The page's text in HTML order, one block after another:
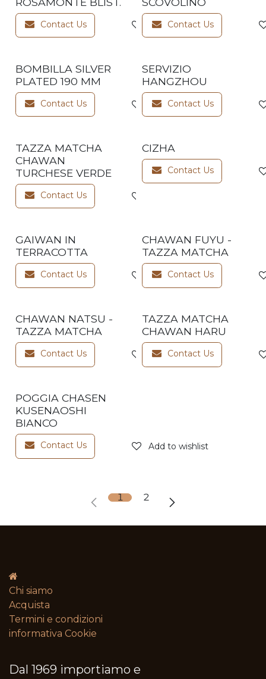
Contact Us Add to wishlist
Contact Us
BOMBILLA SILVER
PLATED 190 MM
Contact Us Add to wishlist
SERVIZIO
HANGZHOU
Contact Us
TAZZA MATCHA
CHAWAN
TURCHESE VERDE
Contact Us
CIZHA
Contact Us
GAIWAN IN
TERRACOTTA
Contact Us Add to wishlist
CHAWAN FUYU -
TAZZA MATCHA
Contact Us
CHAWAN NATSU -
TAZZA MATCHA
Contact Us Add to wishlist
TAZZA MATCHA
CHAWAN HARU
Contact Us
POGGIA CHASEN
KUSENAOSHI
BIANCO
Contact Us Add to wishlist
1 2
Chi siamo
Acquista
Termini e condizioni​
informativa Cookie
Dal 1969 importiamo e